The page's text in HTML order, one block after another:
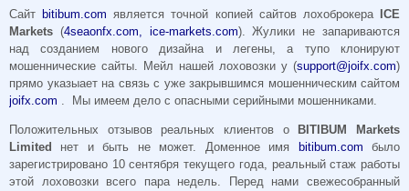
Сайт bitibum.com является точной копией сайтов лохоброкера
ICE
Markets (4seaonfx.com, ice-markets.com). Жулики не запариваются
над созданием нового дизайна и легены, а тупо клонируют
мошеннические сайты. Мейл нашей лоховозки у (support@joifx.com)
прямо указыает на связь с уже закрывшимся мошенническим сайтом
joifx.com . Мы имеем дело с опасными серийными мошенниками.
Положительных отзывов реальных клиентов о
BITIBUM Markets
Limited
нет и быть не может. Доменное имя bitibum.com было
зарегистрировано 10 сентября текущего года, реальный стаж работы
этой лоховозки всего пара недель. Перед нами свежесобранный